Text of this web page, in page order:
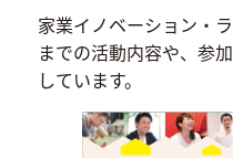
家業イノベーション・
までの活動内容や、参
しています。